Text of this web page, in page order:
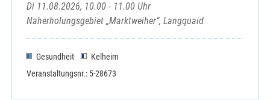
Di 11.08.2026, 10.00 - 11.00 Uhr
Naherholungsgebiet „Marktweiher“, Langquaid
Gesundheit
Kelheim
Veranstaltungsnr.: 5-28673